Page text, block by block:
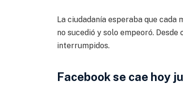
La ciudadanía esperaba que
no sucedió y solo empeoró.
interrumpidos.
Facebook se cae hoy